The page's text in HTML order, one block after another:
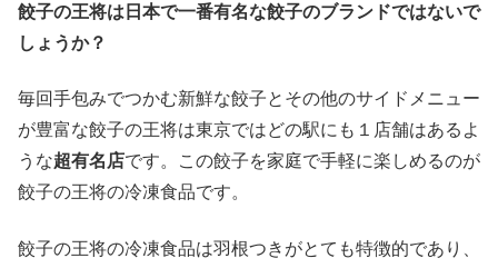
餃子の王将は日本で一番有名な餃子のブランドではないで
しょうか？
毎回手包みでつかむ新鮮な餃子とその他のサイドメニュー
が豊富な餃子の王将は東京ではどの駅にも１店舗はあるよ
うな超有名店です。この餃子を家庭で手軽に楽しめるのが
餃子の王将の冷凍食品です。
餃子の王将の冷凍食品は羽根つきがとても特徴的であり、